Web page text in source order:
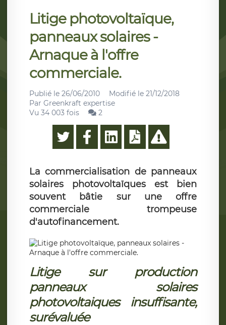
Litige photovoltaïque,
panneaux solaires -
Arnaque à l'offre
commerciale.
Publié le 26/06/2010 Modifié le 21/12/2018
Par Greenkraft expertise
Vu 34 003 fois
2
La commercialisation de panneaux
solaires photovoltaïques est bien
souvent bâtie sur une offre
commerciale trompeuse
d'autofinancement.
Litige sur production
panneaux solaires
photovoltaiques insuffisante,
surévaluée